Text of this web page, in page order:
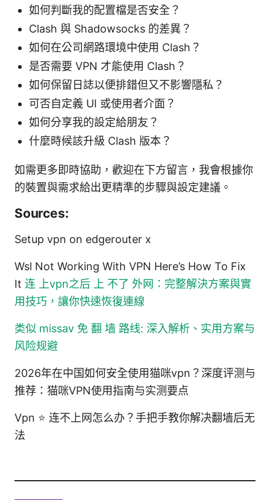
如何判斷我的配置檔是否安全？
Clash 與 Shadowsocks 的差異？
如何在公司網路環境中使用 Clash？
是否需要 VPN 才能使用 Clash？
如何保留日誌以便排錯但又不影響隱私？
可否自定義 UI 或使用者介面？
如何分享我的設定給朋友？
什麼時候該升級 Clash 版本？
如需更多即時協助，歡迎在下方留言，我會根據你
的裝置與需求給出更精準的步驟與設定建議。
Sources:
Setup vpn on edgerouter x
Wsl Not Working With VPN Here’s How To Fix
It 连 上vpn之后 上 不了 外网：完整解決方案與實
用技巧，讓你快速恢復連線
类似 missav 免 翻 墙 路线: 深入解析、实用方案与
风险规避
2026年在中国如何安全使用猫咪vpn？深度评测与
推荐：猫咪VPN使用指南与实测要点
Vpn ⭐ 连不上网怎么办？手把手教你解决翻墙后无
法